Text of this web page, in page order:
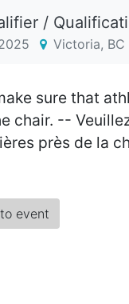
/
Victoria, BC
sure that
chair. --
près de la
event